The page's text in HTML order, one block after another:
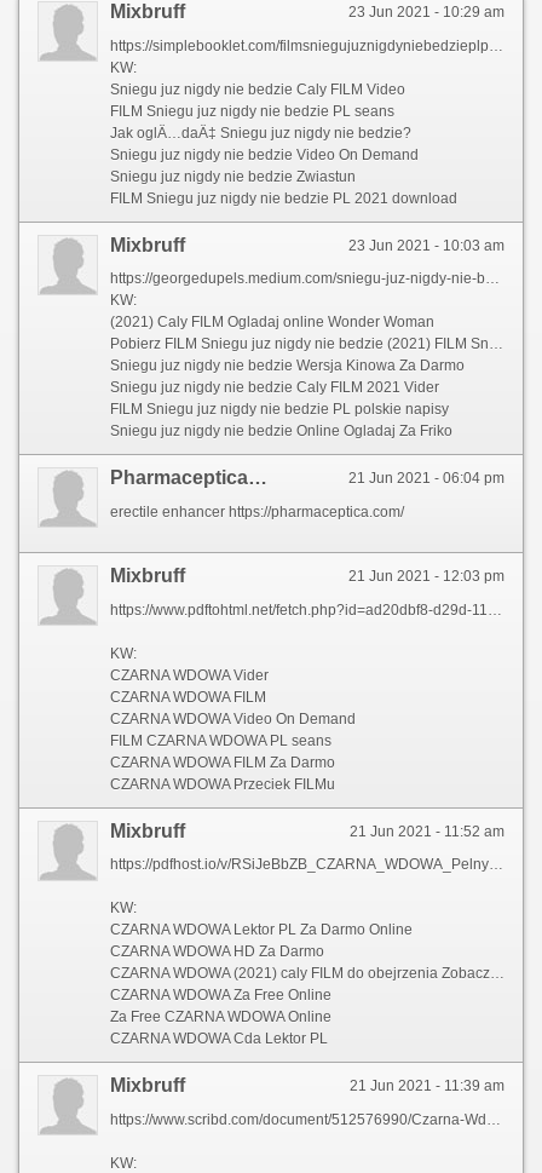
23 Jun 2021 - 10:29 am
Mixbruff
KW:
Sniegu juz nigdy nie bedzie Caly FILM Video
FILM Sniegu juz nigdy nie bedzie PL seans
Jak oglÄ…daÄ‡ Sniegu juz nigdy nie bedzie?
Sniegu juz nigdy nie bedzie Video On Demand
Sniegu juz nigdy nie bedzie Zwiastun
FILM Sniegu juz nigdy nie bedzie PL 2021 download
23 Jun 2021 - 10:03 am
Mixbruff
https://georgedupels.medium.com/sniegu-juz-nigdy-nie-bedzie-wersja-kinowa-za-darmo-hot-woow-bb0be3a78240
KW:
(2021) Caly FILM Ogladaj online Wonder Woman
Pobierz FILM Sniegu juz nigdy nie bedzie (2021) FILM Sniegu juz nigdy nie bedzie
Sniegu juz nigdy nie bedzie Wersja Kinowa Za Darmo
Sniegu juz nigdy nie bedzie Caly FILM 2021 Vider
FILM Sniegu juz nigdy nie bedzie PL polskie napisy
Sniegu juz nigdy nie bedzie Online Ogladaj Za Friko
21 Jun 2021 - 06:04 pm
Pharmacepticacom
erectile enhancer https://pharmaceptica.com/
21 Jun 2021 - 12:03 pm
Mixbruff
KW:
CZARNA WDOWA Vider
CZARNA WDOWA FILM
CZARNA WDOWA Video On Demand
FILM CZARNA WDOWA PL seans
CZARNA WDOWA FILM Za Darmo
CZARNA WDOWA Przeciek FILMu
21 Jun 2021 - 11:52 am
Mixbruff
https://pdfhost.io/v/RSiJeBbZB_CZARNA_WDOWA_Pelny_FILM_Za_Freepdf.pdf
KW:
CZARNA WDOWA Lektor PL Za Darmo Online
CZARNA WDOWA HD Za Darmo
CZARNA WDOWA (2021) caly FILM do obejrzenia Zobacz pelny FILM chomikuj
CZARNA WDOWA Za Free Online
Za Free CZARNA WDOWA Online
CZARNA WDOWA Cda Lektor PL
21 Jun 2021 - 11:39 am
Mixbruff
https://www.scribd.com/document/512576990/Czarna-Wdowa-Pelny-Film-Za-Free
KW: